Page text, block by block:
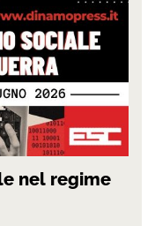
nel regime